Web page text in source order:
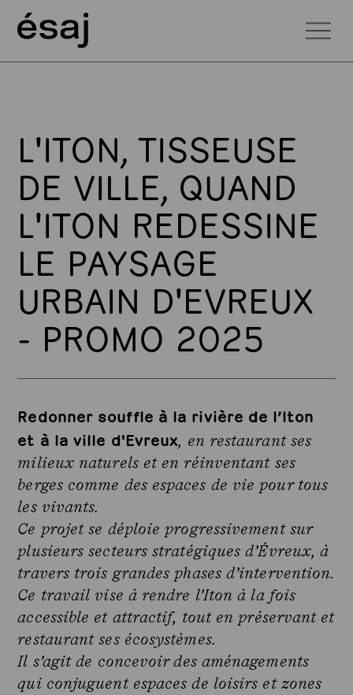
L'ITON, TISSEUSE
DE VILLE, QUAND
L'ITON REDESSINE
LE PAYSAGE
URBAIN D'EVREUX
- PROMO 2025
Redonner souffle à la rivière de l’Iton
et à la ville d'Evreux, en restaurant ses
milieux naturels et en réinventant ses
berges comme des espaces de vie pour tous
les vivants.
Ce projet se déploie progressivement sur
plusieurs secteurs stratégiques d’Évreux, à
travers trois grandes phases d’intervention.
Ce travail vise à rendre l’Iton à la fois
accessible et attractif, tout en préservant et
restaurant ses écosystèmes.
Il s’agit de concevoir des aménagements
qui conjuguent espaces de loisirs et zones